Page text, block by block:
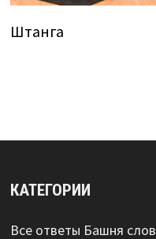
Штанга
КАТЕГОРИИ
Все ответы Башня слов